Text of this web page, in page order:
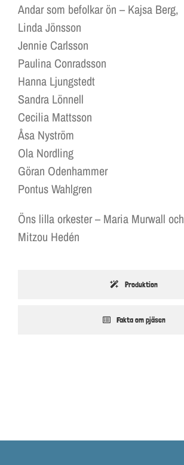
Andar som befolkar ön – Kajsa Berg,
Linda Jönsson
Jennie Carlsson
Paulina Conradsson
Hanna Ljungstedt
Sandra Lönnell
Cecilia Mattsson
Åsa Nyström
Ola Nordling
Göran Odenhammer
Pontus Wahlgren
Öns lilla orkester – Maria Murwall och
Mitzou Hedén
Produktion
Fakta om pjäsen